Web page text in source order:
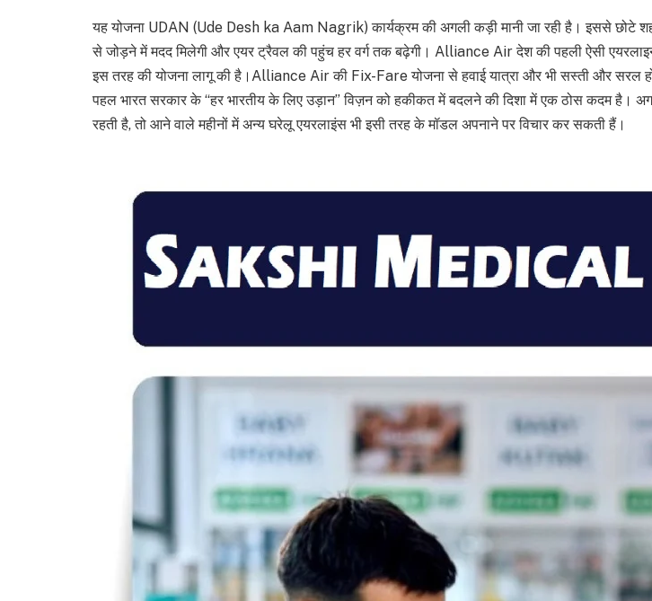
यह योजना UDAN (Ude Desh ka Aam Nagrik) कार्यक्रम की अगली कड़ी मानी जा रही है। इससे छोटे
से जोड़ने में मदद मिलेगी और एयर ट्रैवल की पहुंच हर वर्ग तक बढ़ेगी। Alliance Air देश की पहली ऐसी
इस तरह की योजना लागू की है।Alliance Air की Fix-Fare योजना से हवाई यात्रा और भी सस्ती और सरल
पहल भारत सरकार के “हर भारतीय के लिए उड़ान” विज़न को हकीकत में बदलने की दिशा में एक ठोस कदम है।
रहती है, तो आने वाले महीनों में अन्य घरेलू एयरलाइंस भी इसी तरह के मॉडल अपनाने पर विचार कर सकती हैं।